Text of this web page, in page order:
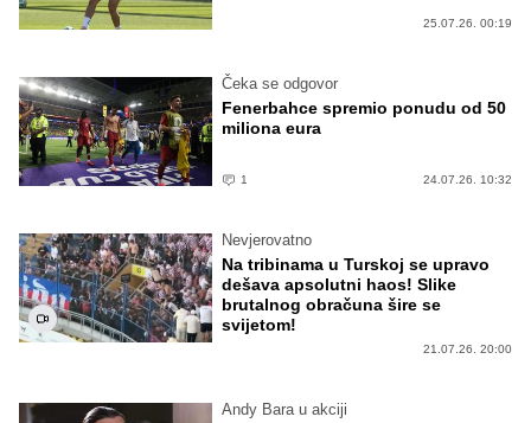
25.07.26. 00:19
Čeka se odgovor
Fenerbahce spremio ponudu od 50
miliona eura
1 24.07.26. 10:32
Nevjerovatno
Na tribinama u Turskoj se upravo
dešava apsolutni haos! Slike
brutalnog obračuna šire se
svijetom!
21.07.26. 20:00
Andy Bara u akciji